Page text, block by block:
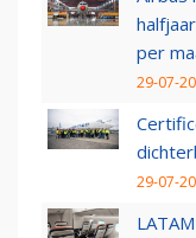
per
29-07-
29-07-